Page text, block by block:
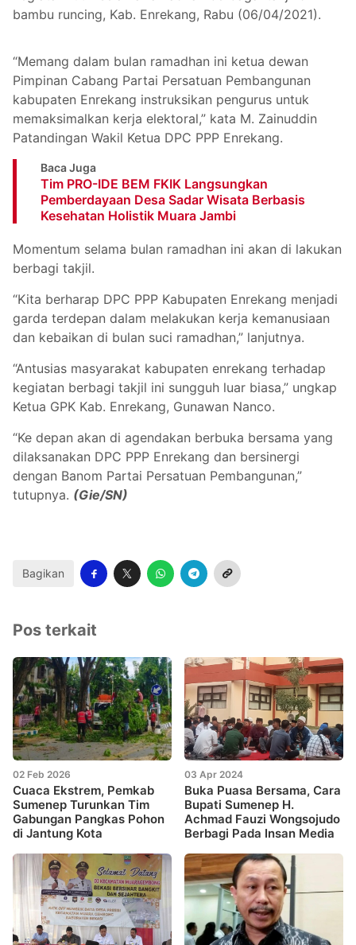
bambu runcing, Kab. Enrekang, Rabu (06/04/2021).
“Memang dalam bulan ramadhan ini ketua dewan
Pimpinan Cabang Partai Persatuan Pembangunan
kabupaten Enrekang instruksikan pengurus untuk
memaksimalkan kerja elektoral,” kata M. Zainuddin
Patandingan Wakil Ketua DPC PPP Enrekang.
Baca Juga
Tim PRO-IDE BEM FKIK Langsungkan
Pemberdayaan Desa Sadar Wisata Berbasis
Kesehatan Holistik Muara Jambi
Momentum selama bulan ramadhan ini akan di lakukan
berbagi takjil.
“Kita berharap DPC PPP Kabupaten Enrekang menjadi
garda terdepan dalam melakukan kerja kemanusiaan
dan kebaikan di bulan suci ramadhan,” lanjutnya.
“Antusias masyarakat kabupaten enrekang terhadap
kegiatan berbagi takjil ini sungguh luar biasa,” ungkap
Ketua GPK Kab. Enrekang, Gunawan Nanco.
“Ke depan akan di agendakan berbuka bersama yang
dilaksanakan DPC PPP Enrekang dan bersinergi
dengan Banom Partai Persatuan Pembangunan,”
tutupnya. (Gie/SN)
Bagikan
Pos terkait
02 Feb 2026
Cuaca Ekstrem, Pemkab
Sumenep Turunkan Tim
Gabungan Pangkas Pohon
di Jantung Kota
03 Apr 2024
Buka Puasa Bersama, Cara
Bupati Sumenep H.
Achmad Fauzi Wongsojudo
Berbagi Pada Insan Media